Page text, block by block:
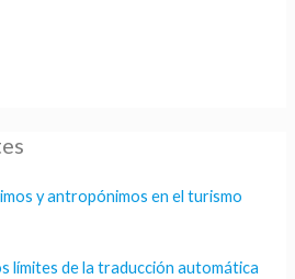
y antropónimos en el turismo
límites de la traducción automática